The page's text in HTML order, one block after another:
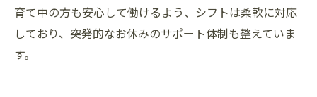
育て中の方も安心して働けるよう、シフトは柔軟に対応
しており、突発的なお休みのサポート体制も整えていま
す。